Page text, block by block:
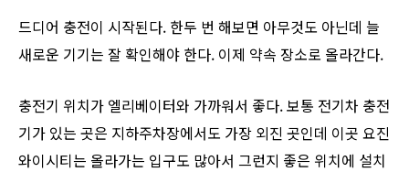
드디어 충전이 시작된다. 한두 번 해보면 아무것도 아닌데 늘
새로운 기기는 잘 확인해야 한다. 이제 약속 장소로 올라간다.
충전기 위치가 엘리베이터와 가까워서 좋다. 보통 전기차 충전
기가 있는 곳은 지하주차장에서도 가장 외진 곳인데 이곳 요진
와이시티는 올라가는 입구도 많아서 그런지 좋은 위치에 설치